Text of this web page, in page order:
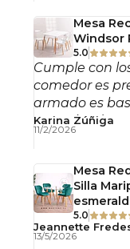
Mesa
Windsor
5.0
Cumple con
comedor es
armado es
recomiendo!
Karina Zúñiga
11/2/2026
Mesa
Silla
5.0
Jeannette
13/5/2026